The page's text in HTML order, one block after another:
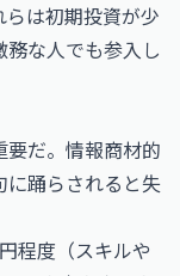
は初期投資が少
な人でも参入し
だ。情報商材的
踊らされると失
程度（スキルや